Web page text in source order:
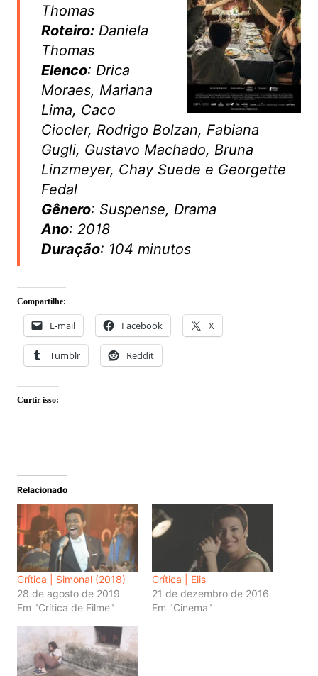
Thomas
Roteiro:Daniela
Thomas
Elenco: Drica
Moraes, Mariana
Lima, Caco
Ciocler, Rodrigo Bolzan, Fabiana
Gugli, Gustavo Machado, Bruna
Linzmeyer, Chay Suede e Georgette
Fedal
Gênero: Suspense, Drama
Ano: 2018
Duração: 104 minutos
Compartilhe:
E-mail Facebook X
Tumblr Reddit
Curtir isso:
Relacionado
Crítica | Simonal (2018)
28 de agosto de 2019
Em "Crítica de Filme"
Crítica | Elis
21 de dezembro de 2016
Em "Cinema"